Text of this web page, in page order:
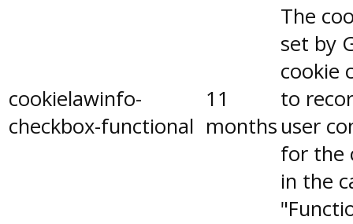
cookielawinfo-
checkbox-functional
11
months
The
set by
cookie
to
user
for the
in the